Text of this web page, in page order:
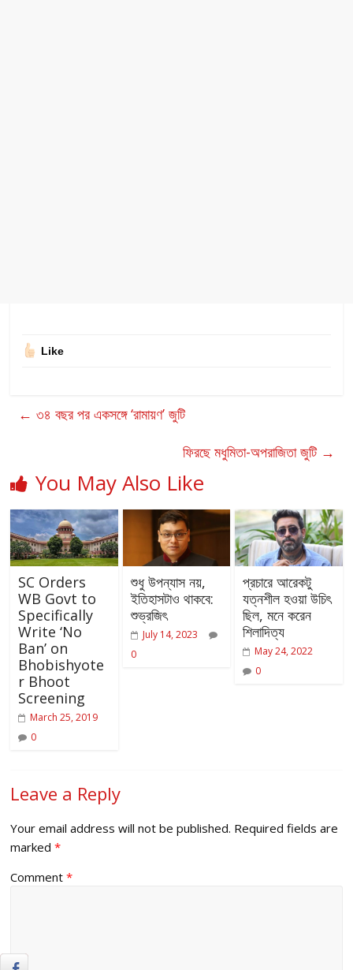
Like
← ৩৪ বছর পর একসঙ্গে ‘রামায়ণ’ জুটি
ফিরছে মধুমিতা-অপরাজিতা জুটি →
You May Also Like
SC Orders
WB Govt to
Specifically
Write ‘No
Ban’ on
Bhobishyote
r Bhoot
Screening
March 25, 2019
0
শুধু উপন্যাস নয়,
ইতিহাসটাও থাকবে:
শুভ্রজিৎ
July 14, 2023
0
প্রচারে আরেকটু
যত্নশীল হওয়া উচিৎ
ছিল, মনে করেন
শিলাদিত্য
May 24, 2022
0
Leave a Reply
Your email address will not be published. Required fields are
marked*
Comment*